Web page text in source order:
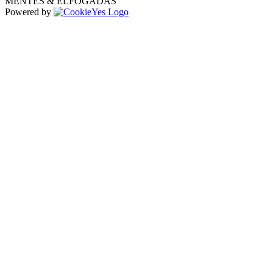
Powered by